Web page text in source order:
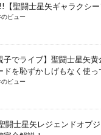
【聖闘士星矢ギャラクシー
ビュー
子でライブ】聖闘士星矢
ドを恥ずかしげもなく使
ビュー
聖闘士星矢レジェンドオブ